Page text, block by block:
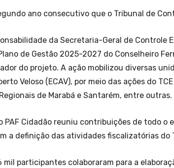
ano consecutivo que o Tribunal de
da Secretaria-Geral de Controle
de Gestão 2025-2027 do Conselheiro
do projeto. A ação mobilizou diversas
Veloso (ECAV), por meio das ações do
de Marabá e Santarém, entre outras.
PAF Cidadão reuniu contribuições de todo o
a definição das atividades fiscalizatórias do
mil participantes colaboraram para a